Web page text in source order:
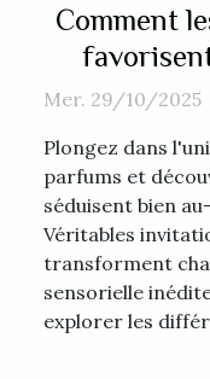
Comment
Mer. 29/10/2025
Plongez dans
parfums et
séduisent bien
Véritables
transforment
sensorielle
explorer les